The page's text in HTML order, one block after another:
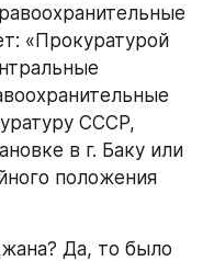
«Прокуратурой
СССР,
в г. Баку или
положения
Да, то было